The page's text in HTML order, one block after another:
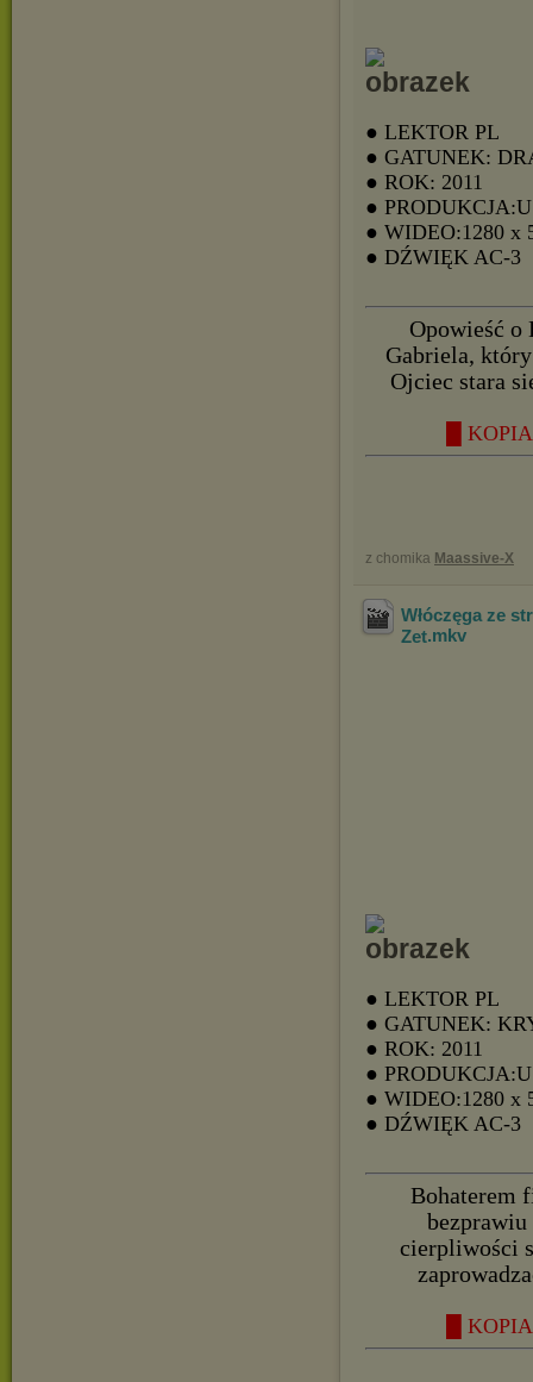
● LEKTOR PL
● GATUNEK:
● ROK: 2011
●
● WIDEO:1280 x
● DŹWIĘK AC-3
Opowieść o
Gabriela,
Ojciec stara
█
z chomika Maassive-X
Włóczęga ze
Zet.mkv
● LEKTOR PL
● GATUNEK:
● ROK: 2011
●
● WIDEO:1280 x
● DŹWIĘK AC-3
Bohaterem
bezprawiu
cierpliwości
█